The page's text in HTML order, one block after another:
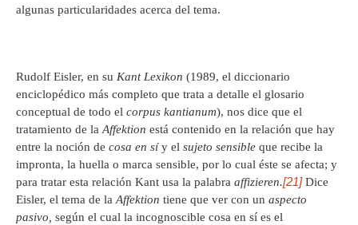
algunas particularidades acerca del tema.
Rudolf Eisler, en su Kant Lexikon (1989, el diccionario
enciclopédico más completo que trata a detalle el glosario
conceptual de todo el corpus kantianum), nos dice que el
tratamiento de la Affektion está contenido en la relación que hay
entre la noción de cosa en síy el sujeto sensible que recibe la
impronta, la huella o marca sensible, por lo cual éste se afecta; y
para tratar esta relación Kant usa la palabra affizieren.[21]Dice
Eisler, el tema de la Affektion tiene que ver con un aspecto
pasivo, según el cual la incognoscible cosa en sí es el